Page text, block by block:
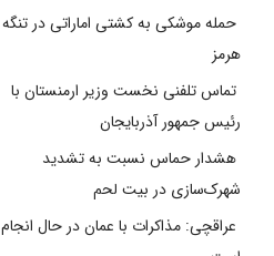
حمله موشکی به کشتی اماراتی در تنگه
هرمز
تماس تلفنی نخست وزیر ارمنستان با
رئیس جمهور آذربایجان
هشدار حماس نسبت به تشدید
شهرک‌سازی در بیت‌ لحم
عراقچی: مذاکرات با عمان در حال انجام